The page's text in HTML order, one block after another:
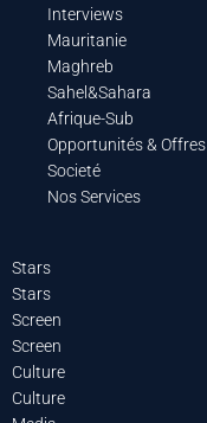
Interviews
Mauritanie
Maghreb
Sahel&Sahara
Afrique-Sub
Opportunités & Offres
Societé
Nos Services
Stars
Stars
Screen
Screen
Culture
Culture